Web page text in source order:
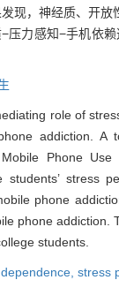
现，神经质、开
压力感知−手机依
role of
addiction. A
Phone
students’
phone
phone
students.
stress